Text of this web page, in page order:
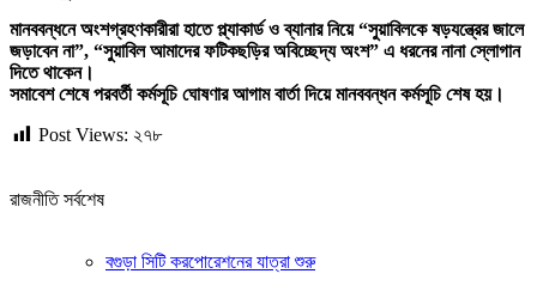
মানববন্ধনে অংশগ্রহণকারীরা হাতে প্ল্যাকার্ড ও ব্যানার নিয়ে “সুয়াবিলকে ষড়যন্ত্রের জালে
জড়াবেন না”, “সুয়াবিল আমাদের ফটিকছড়ির অবিচ্ছেদ্য অংশ” এ ধরনের নানা স্লোগান
দিতে থাকেন।
সমাবেশ শেষে পরবর্তী কর্মসূচি ঘোষণার আগাম বার্তা দিয়ে মানববন্ধন কর্মসূচি শেষ হয়।
Post Views: ২৭৮
রাজনীতি সর্বশেষ
বগুড়া সিটি করপোরেশনের যাত্রা শুরু